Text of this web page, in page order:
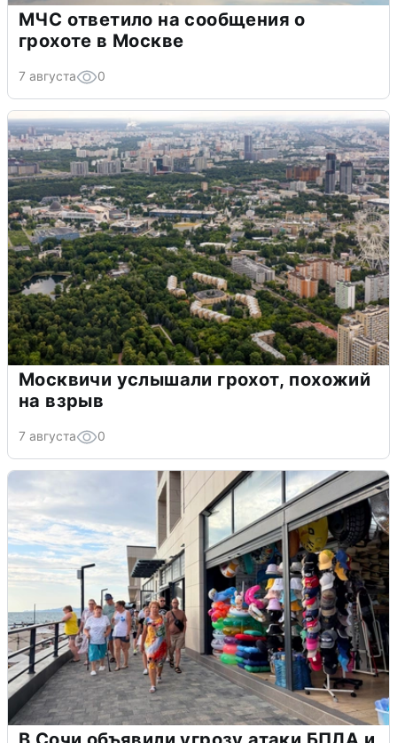
МЧС ответило на сообщения о
грохоте в Москве
7 августа 0
Москвичи услышали грохот, похожий
на взрыв
7 августа 0